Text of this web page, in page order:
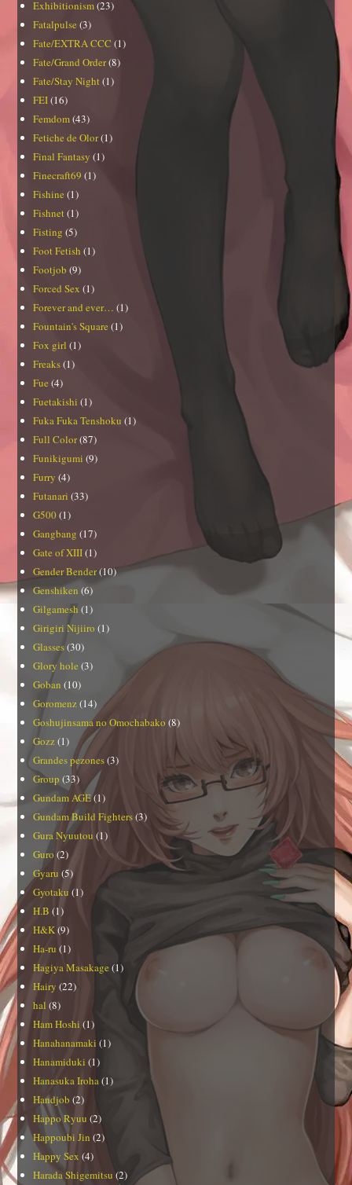
Exhibitionism(23)
Fatalpulse (3)
Fate/EXTRA CCC (1)
Fate/Grand Order(8)
Fate/Stay Night (1)
FEI(16)
Femdom(43)
Fetiche de Olor(1)
Final Fantasy (1)
Finecraft69 (1)
Fishine (1)
Fishnet (1)
Fisting (5)
Foot Fetish (1)
Footjob (9)
Forced Sex (1)
Forever and ever… (1)
Fountain's Square (1)
Fox girl (1)
Freaks(1)
Fue (4)
Fuetakishi (1)
Fuka Fuka Tenshoku (1)
Full Color(87)
Funikigumi (9)
Furry (4)
Futanari (33)
G500 (1)
Gangbang (17)
Gate of XIII(1)
Gender Bender(10)
Genshiken (6)
Gilgamesh (1)
Girigiri Nijiiro (1)
Glasses(30)
Glory hole (3)
Goban (10)
Goromenz(14)
Goshujinsama no Omochabako (8)
Gozz(1)
Grandes pezones(3)
Group (33)
Gundam AGE(1)
Gundam Build Fighters(3)
Gura Nyuutou (1)
Guro (2)
Gyaru (5)
Gyotaku(1)
H.B (1)
H&K(9)
Ha-ru (1)
Hagiya Masakage (1)
Hairy (22)
hal (8)
Ham Hoshi (1)
Hanahanamaki (1)
Hanamiduki (1)
Hanasuka Iroha(1)
Handjob (2)
Happo Ryuu (2)
Happoubi Jin (2)
Happy Sex (4)
Harada Shigemitsu (2)